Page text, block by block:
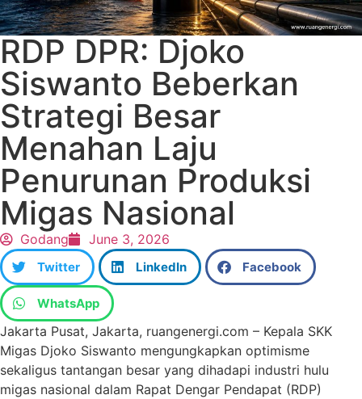
RDP DPR: Djoko
Siswanto Beberkan
Strategi Besar
Menahan Laju
Penurunan Produksi
Migas Nasional
Godang June 3, 2026
Twitter LinkedIn Facebook
WhatsApp
Jakarta Pusat, Jakarta, ruangenergi.com – Kepala SKK
Migas Djoko Siswanto mengungkapkan optimisme
sekaligus tantangan besar yang dihadapi industri hulu
migas nasional dalam Rapat Dengar Pendapat (RDP)